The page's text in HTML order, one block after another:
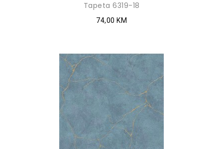
Tapeta 6319-18
74,00 KM